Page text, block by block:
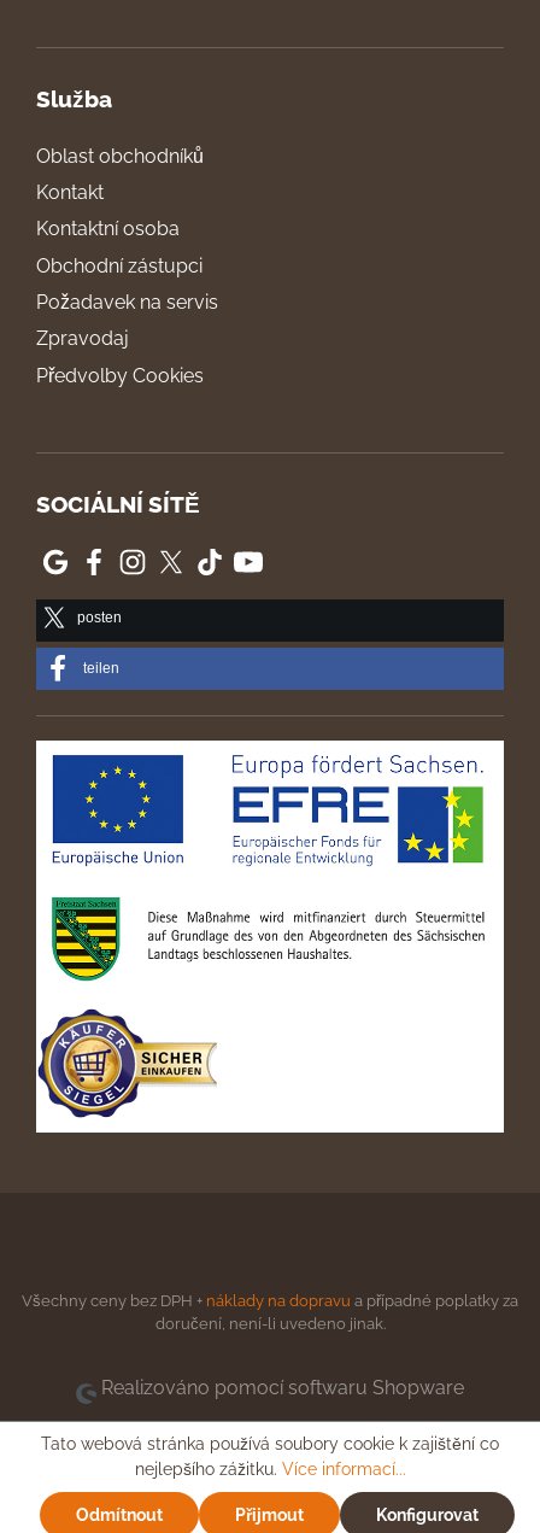
Služba
Oblast obchodníků
Kontakt
Kontaktní osoba
Obchodní zástupci
Požadavek na servis
Zpravodaj
Předvolby Cookies
SOCIÁLNÍ SÍTĚ
posten
teilen
Všechny ceny bez DPH + náklady na dopravu a případné poplatky za
doručení, není-li uvedeno jinak.
Realizováno pomocí softwaru Shopware
Tato webová stránka používá soubory cookie k zajištění co
nejlepšího zážitku. Více informací...
Odmítnout Přijmout Konfigurovat